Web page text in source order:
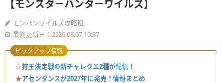
【モンスターハンターワイルズ】
モンハンワイルズ攻略班
最終更新日：2026.08.07 10:37
☆狩王決定戦の新チャレクエ2種が配信！
★アセンダンスが2027年に発売！情報まとめ
ピックアップ情報